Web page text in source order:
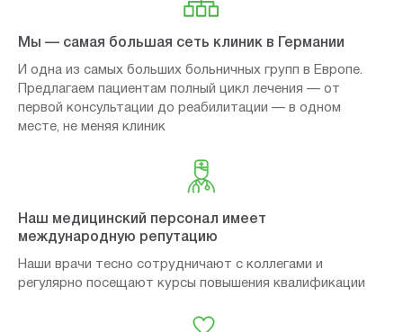
Мы — самая большая сеть клиник в Германии
И одна из самых больших больничных групп в Европе.
Предлагаем пациентам полный цикл лечения — от
первой консультации до реабилитации — в одном
месте, не меняя клиник
Наш медицинский персонал имеет
международную репутацию
Наши врачи тесно сотрудничают с коллегами и
регулярно посещают курсы повышения квалификации